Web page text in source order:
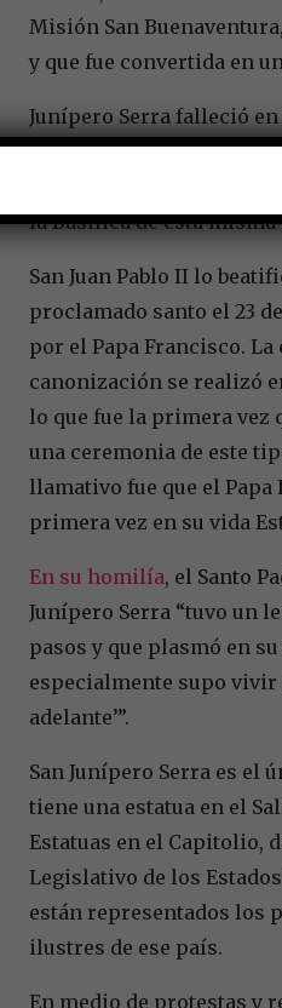
Misión San
y que fue convertida en
Junípero Serra falleció
Carlos Borromeo
la Basílica de esta
San Juan Pablo II lo
proclamado santo el 23
por el Papa Francisco. La
canonización se realizó
lo que fue la primera vez
una ceremonia de este
llamativo fue que el
primera vez en su vida
En su homilía, el Santo
Junípero Serra “tuvo un
pasos y que plasmó en
especialmente supo vivir
adelante’”.
San Junípero Serra es el
tiene una estatua en el
Estatuas en el Capitolio,
Legislativo de los
están representados los
ilustres de ese país.
En medio de protestas y